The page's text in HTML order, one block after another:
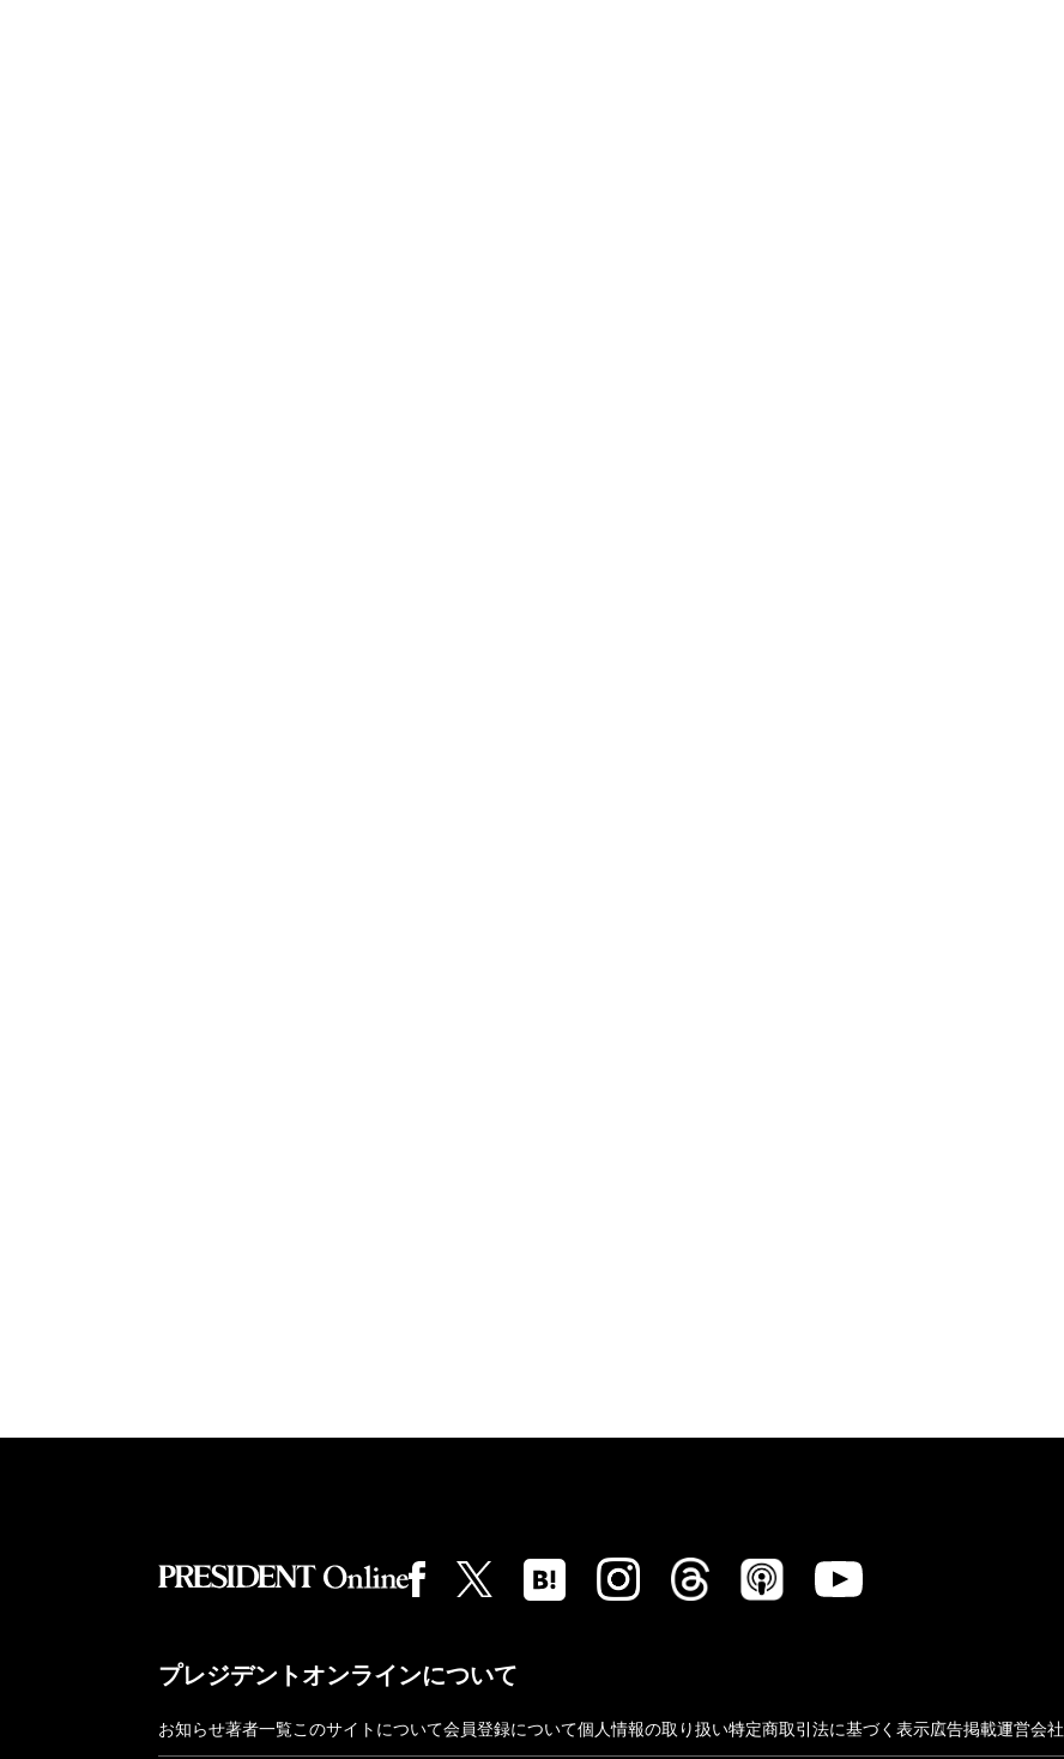
プレジデントオンラインについて
お知らせ著者一覧このサイトについて会員登録について個人情報の取り扱い特定商取引法に基づく表示広告掲載運営会社